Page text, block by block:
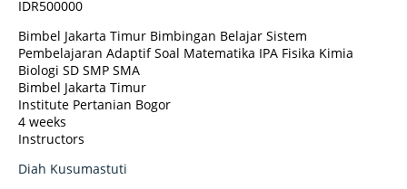
IDR500000
Bimbel Jakarta Timur Bimbingan Belajar Sistem
Pembelajaran Adaptif Soal Matematika IPA Fisika Kimia
Biologi SD SMP SMA
Bimbel Jakarta Timur
Institute Pertanian Bogor
4 weeks
Instructors
Diah Kusumastuti